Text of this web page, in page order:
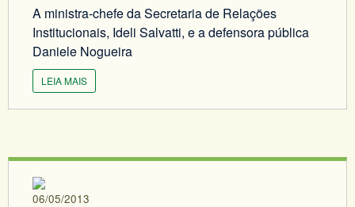
A ministra-chefe da Secretaria de Relações
Institucionais, Ideli Salvatti, e a defensora pública
Daniele Nogueira
LEIA MAIS
06/05/2013